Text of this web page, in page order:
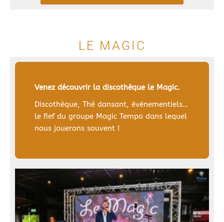
LE MAGIC
Venez découvrir la discothèque le Magic.
Discothèque, Thé dansant, événementiels…
le fief du groupe Magic Tempo dans lequel
nous jouerons souvent !